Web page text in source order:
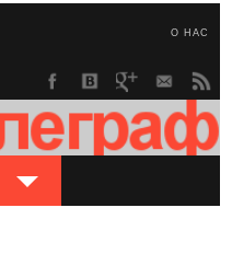
О НАС